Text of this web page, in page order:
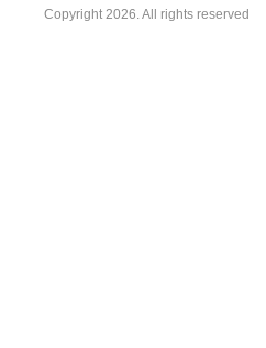
Copyright 2026. All rights reserved